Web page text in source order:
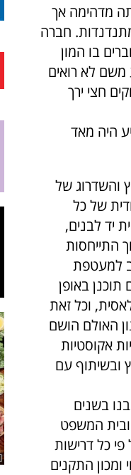
מדהימה אך
חברה
בו המון
משם לא רואים
חצי ירך
היה מאד
והשדרוג של
של כל
יד לבנים,
התייחסות
למעטפת
תוכנן באופן
וכל זאת
האולם הושם
אקוסטיות
ובשיתוף עם
בשנים
המשפט
כל דרישות
ומכון התקנים